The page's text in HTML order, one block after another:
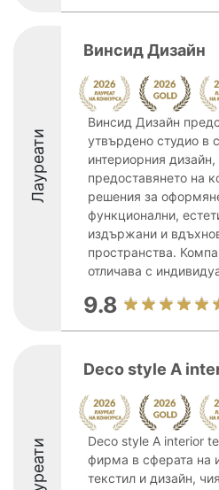
Лауреати
Винсид Дизайн
Винсид Дизайн
утвърдено студио в
интериорния
предоставянето на
решения за
функционални,
издържани и
пространства.
отличава с
9.8
Лауреати
Deco style A
Deco style A interior
фирма в сферата на
текстил и дизайн,